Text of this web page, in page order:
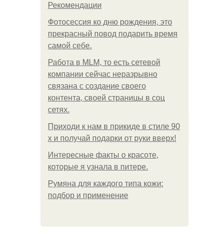
Рекомендации
Фотосессия ко дню рождения, это
прекрасный повод подарить время
самой себе.
Работа в MLM, то есть сетевой
компании сейчас неразрывно
связана с создание своего
контента, своей страницы в соц
сетях.
Приходи к нам в прикиде в стиле 90
х и получай подарки от руки вверх!
Интересные факты о красоте,
которые я узнала в питере.
Румяна для каждого типа кожи:
подбор и применение